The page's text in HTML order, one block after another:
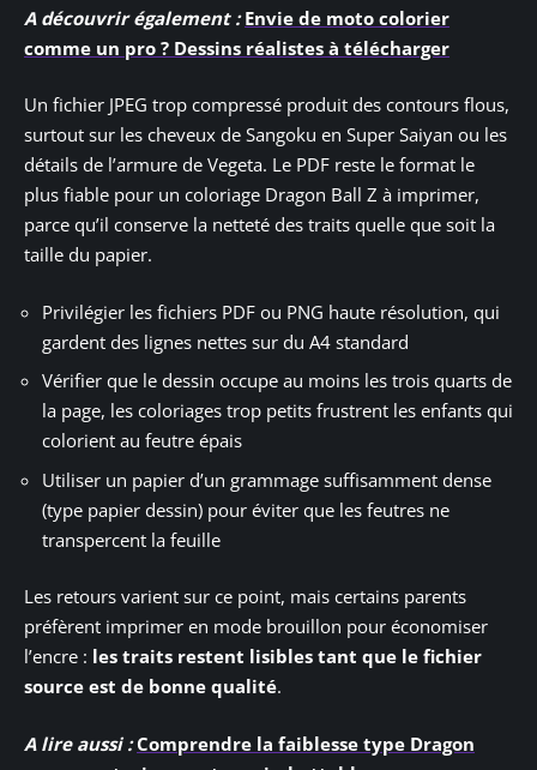
A découvrir également : Envie de moto colorier
comme un pro ? Dessins réalistes à télécharger
Un fichier JPEG trop compressé produit des contours flous,
surtout sur les cheveux de Sangoku en Super Saiyan ou les
détails de l’armure de Vegeta. Le PDF reste le format le
plus fiable pour un coloriage Dragon Ball Z à imprimer,
parce qu’il conserve la netteté des traits quelle que soit la
taille du papier.
Privilégier les fichiers PDF ou PNG haute résolution, qui
gardent des lignes nettes sur du A4 standard
Vérifier que le dessin occupe au moins les trois quarts de
la page, les coloriages trop petits frustrent les enfants qui
colorient au feutre épais
Utiliser un papier d’un grammage suffisamment dense
(type papier dessin) pour éviter que les feutres ne
transpercent la feuille
Les retours varient sur ce point, mais certains parents
préfèrent imprimer en mode brouillon pour économiser
l’encre : les traits restent lisibles tant que le fichier
source est de bonne qualité.
A lire aussi : Comprendre la faiblesse type Dragon